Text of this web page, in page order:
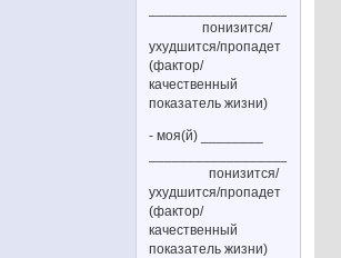
понизится/
ухудшится/пропадет
(фактор/
качественный
показатель жизни)
- моя(й) ________
понизится/
ухудшится/пропадет
(фактор/
качественный
показатель жизни)